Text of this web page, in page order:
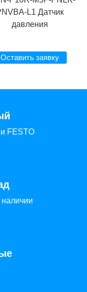
L1 Датчик
давления
Оставить заявку
FESTO